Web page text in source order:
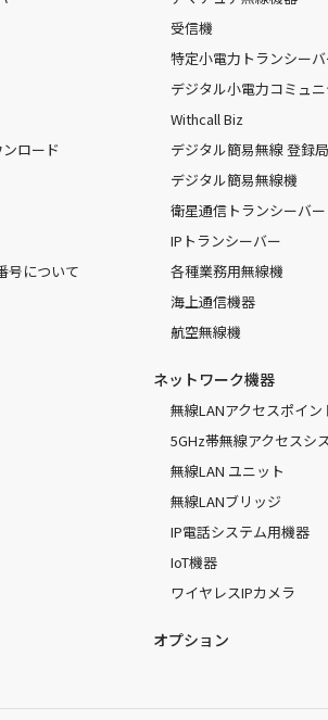
ロード
号について
受信機
特定小電力トランシー
デジタル小電力コミュ
Withcall Biz
デジタル簡易無線 登録
デジタル簡易無線機
衛星通信トランシーバー
IPトランシーバー
各種業務用無線機
海上通信機器
航空無線機
ネットワーク機器
無線LANアクセスポイン
5GHz帯無線アクセスシ
無線LAN ユニット
無線LANブリッジ
IP電話システム用機器
IoT機器
ワイヤレスIPカメラ
オプション